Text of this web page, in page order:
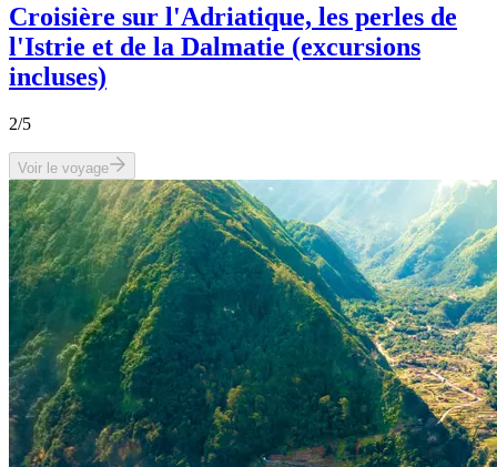
Croisière sur l'Adriatique, les perles de
l'Istrie et de la Dalmatie (excursions
incluses)
2/5
Voir le voyage